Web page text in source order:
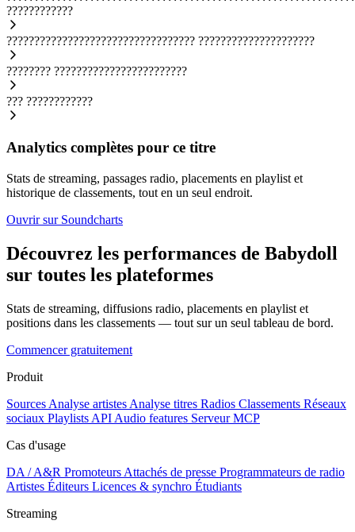
????????????
?????????????????????????????????? ?????????????????????
???????? ????????????????????????
??? ????????????
Analytics complètes pour ce titre
Stats de streaming, passages radio, placements en playlist et
historique de classements, tout en un seul endroit.
Ouvrir sur Soundcharts
Découvrez les performances de Babydoll
sur toutes les plateformes
Stats de streaming, diffusions radio, placements en playlist et
positions dans les classements — tout sur un seul tableau de bord.
Commencer gratuitement
Produit
Sources Analyse artistes Analyse titres Radios Classements Réseaux
sociaux Playlists API Audio features Serveur MCP
Cas d'usage
DA / A&R Promoteurs Attachés de presse Programmateurs de radio
Artistes Éditeurs Licences & synchro Étudiants
Streaming